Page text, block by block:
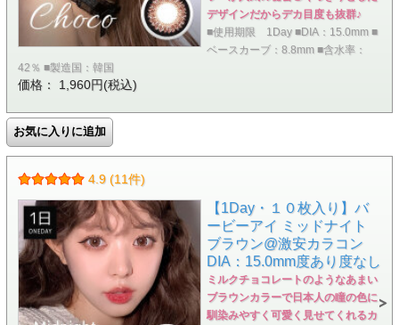
デザインだからデカ目度も抜群♪
■使用期限 1Day ■DIA：15.0mm ■
ベースカーブ：8.8mm ■含水率：
42％ ■製造国：韓国
価格： 1,960円(税込)
4.9 (11件)
【1Day・１０枚入り】バ
ービーアイ ミッドナイト
ブラウン@激安カラコン
DIA：15.0mm度あり度なし
ミルクチョコレートのようなあまい
ブラウンカラーで日本人の瞳の色に
馴染みやすく可愛く見せてくれるカ